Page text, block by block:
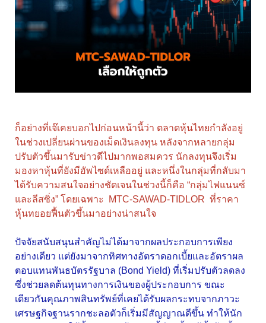
ก็อย่างที่เจ๊เคยบอกไปก่อนหน้านี้ว่า ตลาดหุ้นไทยกำลังอยู่
ในช่วงเปลี่ยนผ่านของเม็ดเงินลงทุน หลังจากหลายกลุ่ม
ปรับตัวขึ้นมารับข่าวดีไปมากพอสมควร นักลงทุนจึงเริ่ม
มองหาหุ้นที่ยังมีอัพไซด์เหลืออยู่ และหนึ่งในกลุ่มที่กลับมา
ได้รับความสนใจอย่างชัดเจนในช่วงนี้ก็คือ “กลุ่มไฟแนนซ์
และลีสซิ่ง” โดยเฉพาะ MTC-SAWAD-TIDLOR ที่ราคา
หุ้นทยอยฟื้นตัวขึ้นมาอย่างน่าสนใจ
ปัจจัยสนับสนุนสำคัญไม่ได้มาจากผลประกอบการเพียง
อย่างเดียว แต่ยังมาจากทิศทางอัตราดอกเบี้ยและอัตราผล
ตอบแทนพันธบัตรรัฐบาล (Bond Yield) ที่เริ่มปรับตัวลดลง
ซึ่งช่วยลดต้นทุนทางการเงินของผู้ประกอบการ ขณะ
เดียวกันคุณภาพสินทรัพย์ที่เคยได้รับผลกระทบจากภาวะ
เศรษฐกิจฐานรากชะลอตัวก็เริ่มมีสัญญาณดีขึ้น ทำให้นัก